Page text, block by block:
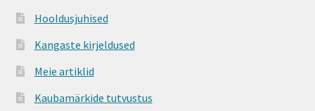
Hooldusjuhised
Kangaste kirjeldused
Meie artiklid
Kaubamärkide tutvustus